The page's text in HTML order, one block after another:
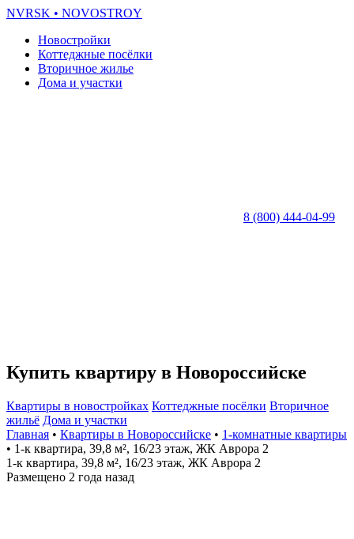
NVRSK • NOVOSTROY
Новостройки
Коттеджные посёлки
Вторичное жилье
Дома и участки
8 (800) 444-04-99
Купить квартиру в Новороссийске
Квартиры в новостройках Коттеджные посёлки Вторичное
жильё Дома и участки
Главная • Квартиры в Новороссийске • 1-комнатные квартиры
• 1-к квартира, 39,8 м², 16/23 этаж, ЖК Аврора 2
1-к квартира, 39,8 м², 16/23 этаж, ЖК Аврора 2
Размещено 2 года назад